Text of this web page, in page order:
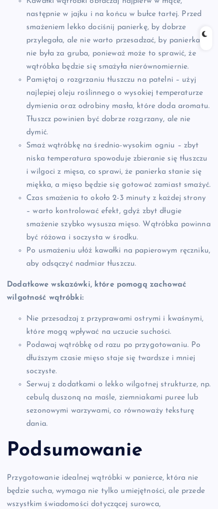
następnie w jajku i na końcu w bułce tartej. Przed
smażeniem lekko dociśnij panierkę, by dobrze
przylegała, ale nie warto przesadzać, by panierka
nie była za gruba, ponieważ może to sprawić, że
wątróbka będzie się smażyła nierównomiernie.
Pamiętaj o rozgrzaniu tłuszczu na patelni – użyj
najlepiej oleju roślinnego o wysokiej temperaturze
dymienia oraz odrobiny masła, które doda aromatu.
Tłuszcz powinien być dobrze rozgrzany, ale nie
dymić.
Smaż wątróbkę na średnio-wysokim ogniu – zbyt
niska temperatura spowoduje zbieranie się tłuszczu
i wilgoci z mięsa, co sprawi, że panierka stanie się
miękka, a mięso będzie się gotować zamiast smażyć.
Czas smażenia to około 2-3 minuty z każdej strony
– warto kontrolować efekt, gdyż zbyt długie
smażenie szybko wysusza mięso. Wątróbka powinna
być różowa i soczysta w środku.
Po usmażeniu ułóż kawałki na papierowym ręczniku,
aby odsączyć nadmiar tłuszczu.
Dodatkowe wskazówki, które pomogą zachować
wilgotność wątróbki:
Nie przesadzaj z przyprawami ostrymi i kwaśnymi,
które mogą wpływać na uczucie suchości.
Podawaj wątróbkę od razu po przygotowaniu. Po
dłuższym czasie mięso staje się twardsze i mniej
soczyste.
Serwuj z dodatkami o lekko wilgotnej strukturze, np.
cebulą duszoną na maśle, ziemniakami puree lub
sezonowymi warzywami, co równoważy teksturę
dania.
Podsumowanie
Przygotowanie idealnej wątróbki w panierce, która nie
będzie sucha, wymaga nie tylko umiejętności, ale przede
wszystkim świadomości dotyczącej surowca,